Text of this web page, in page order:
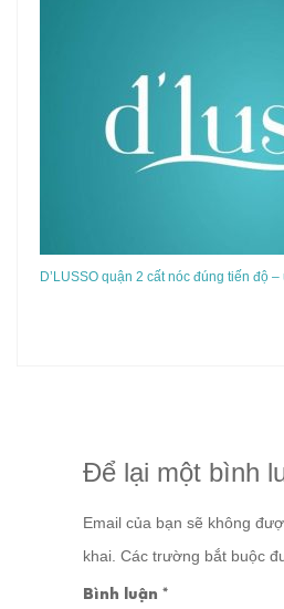
D’LUSSO quận 2 cất nóc đúng tiến độ
Để lại một bình
Email của bạn sẽ không
khai. Các trường bắt buộc
Bình luận *